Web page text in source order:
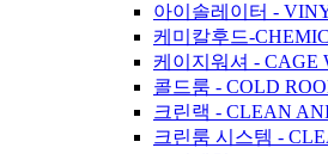
아이솔레이터 -
케미칼후드-
케이지워셔 - CAGE
콜드룸 - COLD
크린랙 - CLEAN
크린룸 시스템 -